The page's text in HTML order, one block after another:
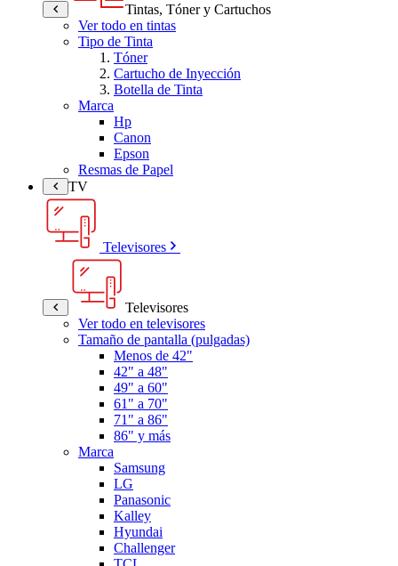
Tintas, Tóner y Cartuchos
Ver todo en tintas
Tipo de Tinta
Tóner
Cartucho de Inyección
Botella de Tinta
Marca
Hp
Canon
Epson
Resmas de Papel
TV
Televisores
Televisores
Ver todo en televisores
Tamaño de pantalla (pulgadas)
Menos de 42"
42" a 48"
49" a 60"
61" a 70"
71" a 86"
86" y más
Marca
Samsung
LG
Panasonic
Kalley
Hyundai
Challenger